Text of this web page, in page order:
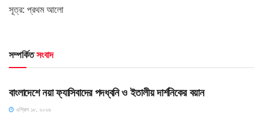
সূত্র: প্রথম আলো
সম্পর্কিতসংবাদ
HOME POST
বাংলাদেশে নয়া ফ্যাসিবাদের পদধ্বনি ও ইতালীয় দার্শনিকের বয়ান
এপ্রিল ১৮, ২০২৬